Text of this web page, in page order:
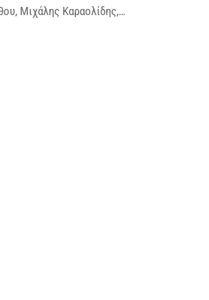
Μιχάλης Καραολίδης,…